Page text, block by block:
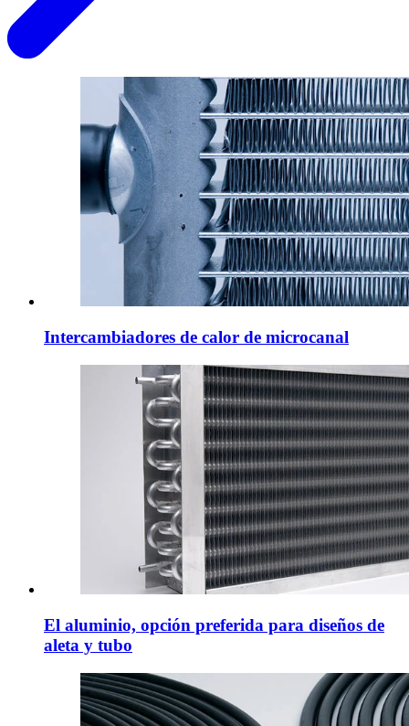
Intercambiadores de calor de microcanal
El aluminio, opción preferida para diseños de
aleta y tubo